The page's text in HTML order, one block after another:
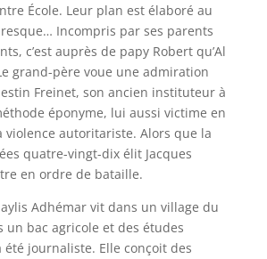
École. Leur plan est élaboré au
Incompris par ses parents
c’est auprès de papy Robert qu’Al
grand-père voue une admiration
Freinet, son ancien instituteur à
éponyme, lui aussi victime en
violence autoritariste. Alors que la
quatre-vingt-dix élit Jacques
en ordre de bataille.
Adhémar vit dans un village du
un bac agricole et des études
été journaliste. Elle conçoit des